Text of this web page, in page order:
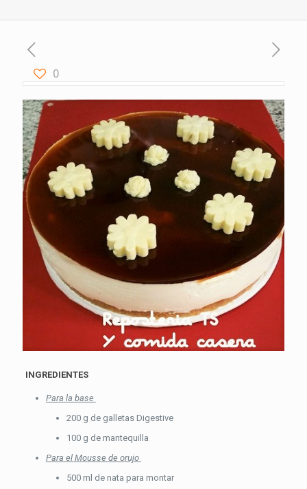
0
INGREDIENTES
Para la base
200 g de galletas Digestive
100 g de mantequilla
Para el Mousse de orujo
500 ml de nata para montar